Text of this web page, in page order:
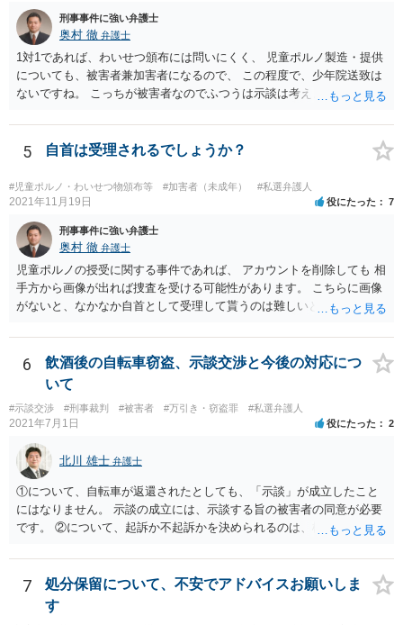
刑事事件に強い弁護士
奥村 徹 弁護士
1対1であれば、わいせつ頒布には問いにくく、 児童ポルノ製造・提供
についても、被害者兼加害者になるので、 この程度で、少年院送致は
ないですね。 こっちが被害者なのでふつうは示談は考えません。 少年
5 自首は受理されるでしょうか？
#児童ポルノ・わいせつ物頒布等 #加害者（未成年） #私選弁護人
2021年11月19日 役にたった 7
刑事事件に強い弁護士
奥村 徹 弁護士
児童ポルノの授受に関する事件であれば、 アカウントを削除しても 相
手方から画像が出れば捜査を受ける可能性があります。 こちらに画像
がないと、なかなか自首として受理して貰うのは難しいと思います
と、相手方からの捜査が来たときに、逮捕の必要性が少なくなるとい
う効果が得られることがあって、実際に相手方からの捜査が及んだけ
れど、逮捕されなかった事例もあります。
6
飲酒後の自転車窃盗、示談交渉と今後の対応につ
いて
#示談交渉 #刑事裁判 #被害者 #万引き・窃盗罪 #私選弁護人
2021年7月1日 役にたった 2
北川 雄士 弁護士
①について、自転車が返還されたとしても、「示談」が成立したこと
にはなりません。 示談の成立には、示談する旨の被害者の同意が必要
です。 ②について、起訴か不起訴かを決められるのは、検察官のみで
ますが、警察官の個人的な見立てに過ぎません。 ③について、一般
に、示談を行うとすれば少しでも早い方がいいです。 被害者の動きを
待って、ということは通常しません。 ④について、示談をされたいと
いうことであれば、弁護士に依頼され、弁護士を通じて警察に対し、
7
処分保留について、不安でアドバイスお願いしま
す